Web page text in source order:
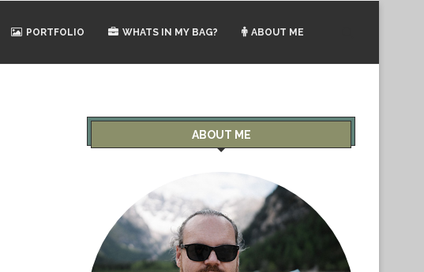
PORTFOLIO WHATS IN MY BAG? ABOUT ME
ABOUT ME